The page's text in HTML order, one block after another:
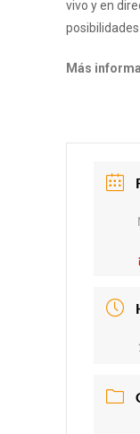
vivo y en
Más